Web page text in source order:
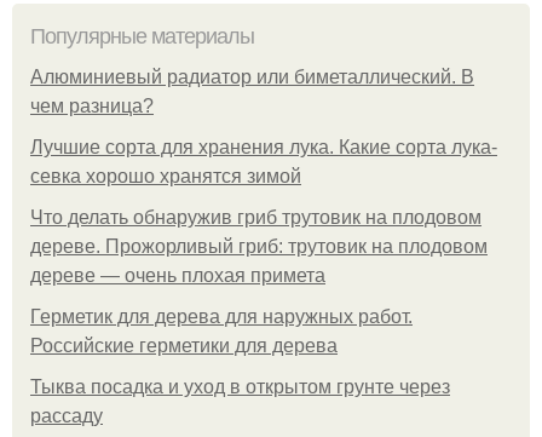
Популярные материалы
Алюминиевый радиатор или биметаллический. В
чем разница?
Лучшие сорта для хранения лука. Какие сорта лука-
севка хорошо хранятся зимой
Что делать обнаружив гриб трутовик на плодовом
дереве. Прожорливый гриб: трутовик на плодовом
дереве — очень плохая примета
Герметик для дерева для наружных работ.
Российские герметики для дерева
Тыква посадка и уход в открытом грунте через
рассаду